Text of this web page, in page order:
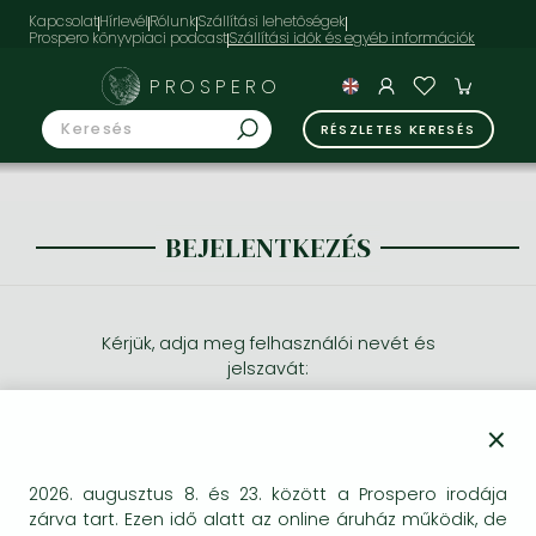
KapcsolatHírlevélRólunkSzállítási lehetőségek
Prospero könyvpiaci podcast
PROSPERO
RÉSZLETES KERESÉS
BEJELENTKEZÉS
Kérjük, adja meg felhasználói nevét és
jelszavát:
×
2026. augusztus 8. és 23. között a Prospero irodája
zárva tart. Ezen idő alatt az online áruház működik, de